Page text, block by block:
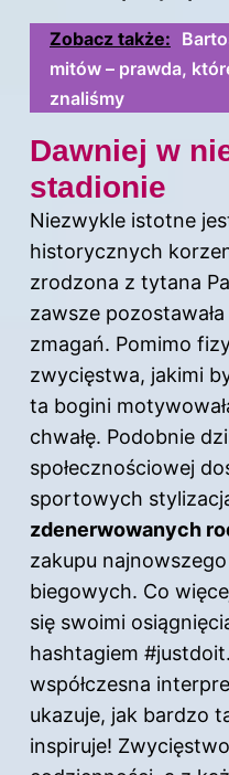
Zobacz także:
mitów – prawda,
znaliśmy
Dawniej w
stadionie
Niezwykle istotne
historycznych
zrodzona z tytana
zawsze
zmagań. Pomimo
zwycięstwa, jakimi
ta bogini
chwałę. Podobnie
społecznościowej
sportowych
zdenerwowanych
zakupu
biegowych. Co
się swoimi
hashtagiem
współczesna
ukazuje, jak bardzo
inspiruje!